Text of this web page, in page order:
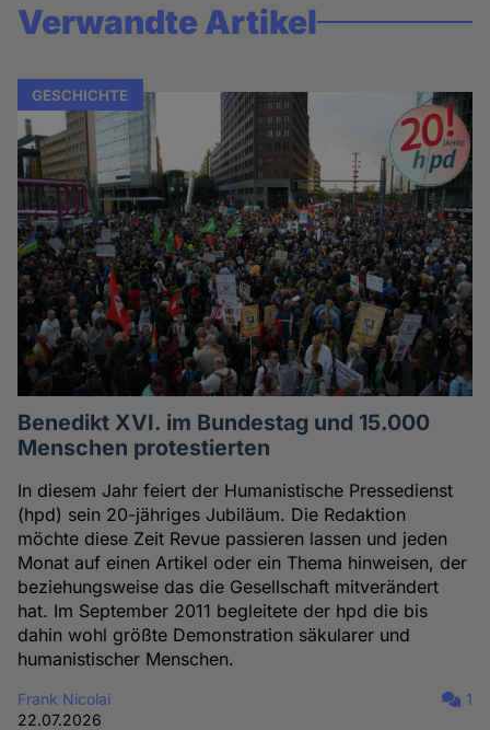
Verwandte Artikel
GESCHICHTE
Benedikt XVI. im Bundestag und 15.000
Menschen protestierten
In diesem Jahr feiert der Humanistische Pressedienst
(hpd) sein 20-jähriges Jubiläum. Die Redaktion
möchte diese Zeit Revue passieren lassen und jeden
Monat auf einen Artikel oder ein Thema hinweisen, der
beziehungsweise das die Gesellschaft mitverändert
hat. Im September 2011 begleitete der hpd die bis
dahin wohl größte Demonstration säkularer und
humanistischer Menschen.
Frank Nicolai
22.07.2026
1